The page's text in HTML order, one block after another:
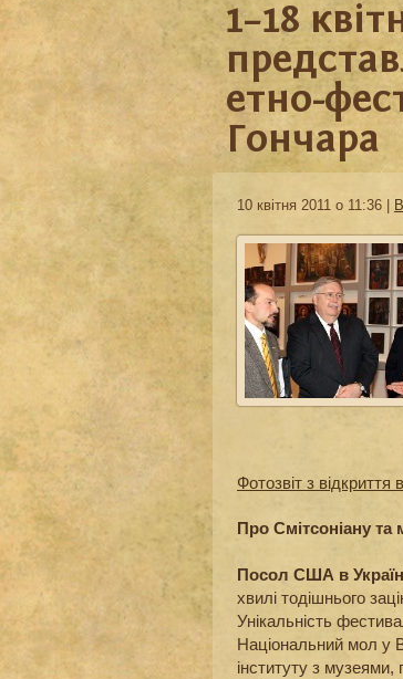
1–18
етно-
Гончара
10 квітня 2011 о 11:36 |
Фотозвіт з відкриття
Про Смітсоніану та
Посол США в
хвилі тодішнього
Унікальність
Національний мол у
інституту з